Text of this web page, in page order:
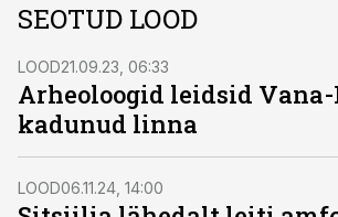
SEOTUD LOOD
LOOD21.09.23, 06:33
Arheoloogid leidsid Vana-
kadunud linna
LOOD06.11.24, 14:00